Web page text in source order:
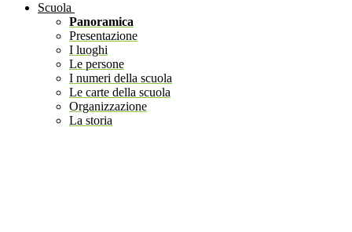
Scuola
Panoramica
Presentazione
I luoghi
Le persone
I numeri della scuola
Le carte della scuola
Organizzazione
La storia